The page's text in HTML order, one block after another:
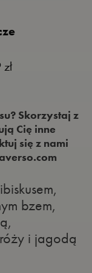
Skorzystaj z
Cię inne
się z nami
bzem,
i jagodą